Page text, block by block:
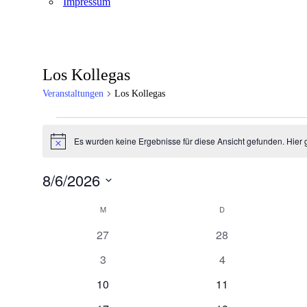
Los Kollegas
Veranstaltungen Los Kollegas
HinweisEs wurden keine Ergebnisse für diese Ansicht gefunden. Hier
8/6/2026
KalenderMMONTAG D
0
27
0
28
0
3
0
4
0
10
0
11